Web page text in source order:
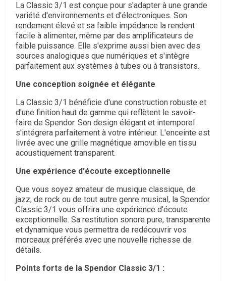
La Classic 3/1 est conçue pour s'adapter à une grande
variété d'environnements et d'électroniques. Son
rendement élevé et sa faible impédance la rendent
facile à alimenter, même par des amplificateurs de
faible puissance. Elle s'exprime aussi bien avec des
sources analogiques que numériques et s'intègre
parfaitement aux systèmes à tubes ou à transistors.
Une conception soignée et élégante
La Classic 3/1 bénéficie d'une construction robuste et
d'une finition haut de gamme qui reflètent le savoir-
faire de Spendor. Son design élégant et intemporel
s'intégrera parfaitement à votre intérieur. L'enceinte est
livrée avec une grille magnétique amovible en tissu
acoustiquement transparent.
Une expérience d'écoute exceptionnelle
Que vous soyez amateur de musique classique, de
jazz, de rock ou de tout autre genre musical, la Spendor
Classic 3/1 vous offrira une expérience d'écoute
exceptionnelle. Sa restitution sonore pure, transparente
et dynamique vous permettra de redécouvrir vos
morceaux préférés avec une nouvelle richesse de
détails.
Points forts de la Spendor Classic 3/1 :